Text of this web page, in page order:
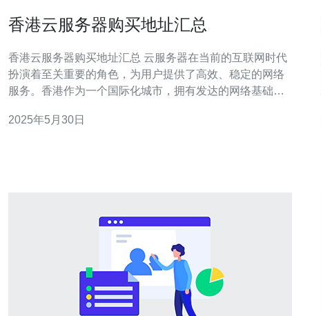
香港云服务器购买地址汇总
香港云服务器购买地址汇总 云服务器在当前的互联网时代
扮演着至关重要的角色，为用户提供了高效、稳定的网络
服务。香港作为一个国际化城市，拥有发达的网络基础设
之一。 1. 阿里云 阿里云作为国内领先的云计算服务提供
2025年5月30日